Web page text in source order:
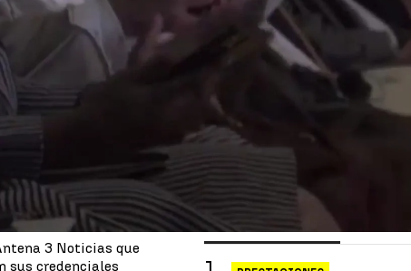
Peace City
de falsedad
percibidas.
y como explica en
de intenciones
3 Noticias que
sus credenciales
Las más vistas